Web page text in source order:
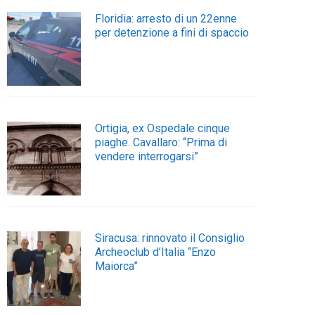
Floridia: arresto di un 22enne
per detenzione a fini di spaccio
Ortigia, ex Ospedale cinque
piaghe. Cavallaro: “Prima di
vendere interrogarsi”
Siracusa: rinnovato il Consiglio
Archeoclub d’Italia “Enzo
Maiorca”